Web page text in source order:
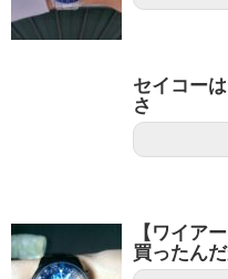
セイコー
さ
【ワイア
買ったん